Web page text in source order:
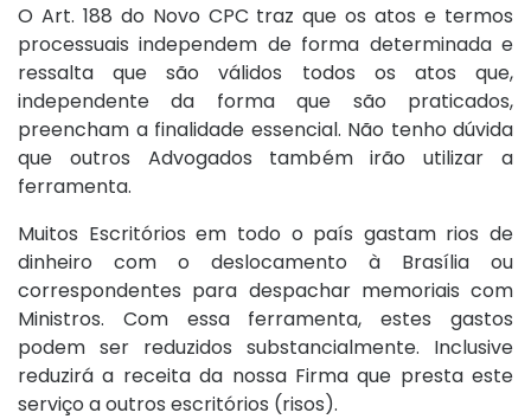
O Art. 188 do Novo CPC traz que os atos e termos
processuais independem de forma determinada e
ressalta que são válidos todos os atos que,
independente da forma que são praticados,
preencham a finalidade essencial. Não tenho dúvida
que outros Advogados também irão utilizar a
ferramenta.
Muitos Escritórios em todo o país gastam rios de
dinheiro com o deslocamento à Brasília ou
correspondentes para despachar memoriais com
Ministros. Com essa ferramenta, estes gastos
podem ser reduzidos substancialmente. Inclusive
reduzirá a receita da nossa Firma que presta este
serviço a outros escritórios (risos).